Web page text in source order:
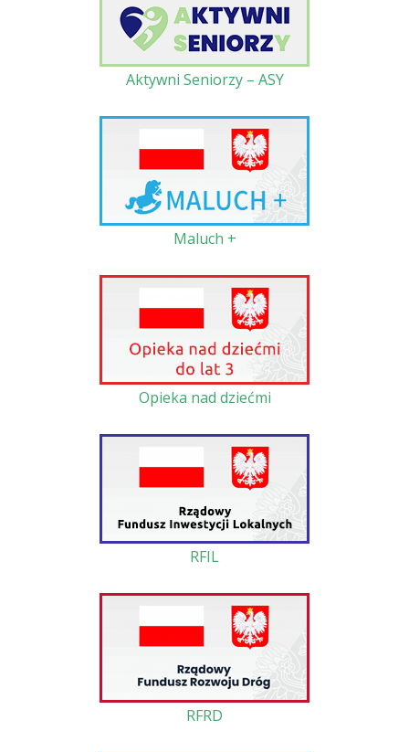
Aktywni Seniorzy – ASY
Maluch +
Opieka nad dziećmi
RFIL
RFRD